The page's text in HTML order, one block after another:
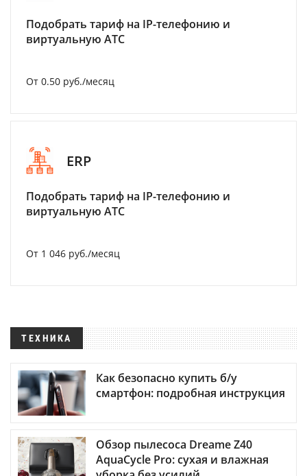
Подобрать тариф на IP-телефонию и
виртуальную АТС
От 0.50 руб./месяц
ERP
Подобрать тариф на IP-телефонию и
виртуальную АТС
От 1 046 руб./месяц
ТЕХНИКА
Как безопасно купить б/у
смартфон: подробная инструкция
Обзор пылесоса Dreame Z40
AquaCycle Pro: сухая и влажная